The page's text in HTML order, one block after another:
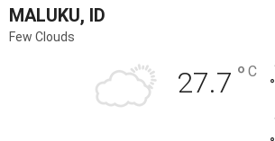
MALUKU, ID
Few Clouds
27.7 ° C
°